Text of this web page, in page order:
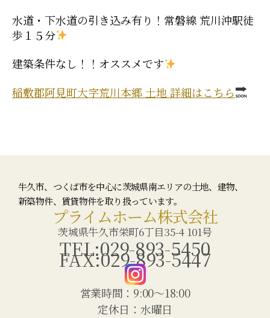
水道・下水道の引き込み有り！常磐線 荒川沖駅徒
歩１５分
建築条件なし！！オススメです
稲敷郡阿見町大字荒川本郷 土地 詳細はこちら
牛久市、つくば市を中心に茨城県南エリアの土地、建物、
新築物件、賃貸物件を取り扱っています。
プライムホーム株式会社
茨城県牛久市栄町6丁目35-4 101号
TEL:029-893-5450
FAX:029-893-5447
営業時間：9:00〜18:00
定休日：水曜日